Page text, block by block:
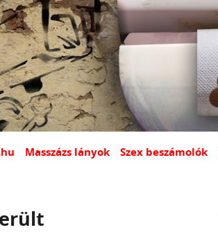
Masszázs lányok Szex beszámolók